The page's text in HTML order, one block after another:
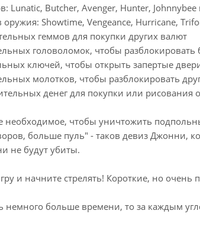
Lunatic, Butcher, Avenger, Hunter,
Showtime, Vengeance, Hurricane,
геммов для покупки других валют
головоломок, чтобы
ключей, чтобы открыть запертые
молотков, чтобы разблокировать
денег для покупки или рисования
необходимое, чтобы уничтожить
больше пуль" - таков девиз Джонни,
не будут убиты.
и начните стрелять! Короткие, но
немного больше времени, то за каждым